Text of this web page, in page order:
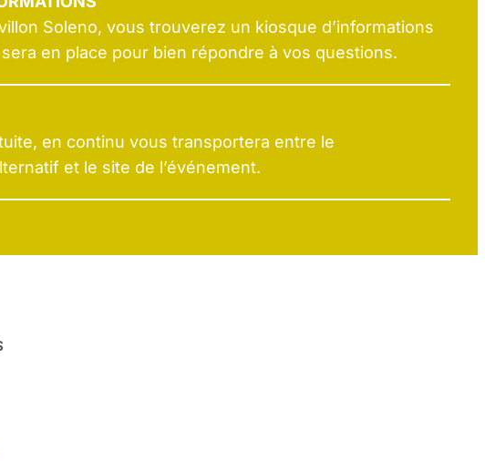
Soleno, vous trouverez un kiosque d’informations
en place pour bien répondre à vos questions.
en continu vous transportera entre le
et le site de l’événement.